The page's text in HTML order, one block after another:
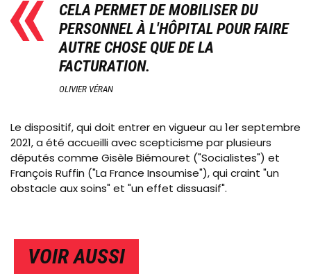
CELA PERMET DE MOBILISER DU
PERSONNEL À L'HÔPITAL POUR FAIRE
AUTRE CHOSE QUE DE LA
FACTURATION.
OLIVIER VÉRAN
Le dispositif, qui doit entrer en vigueur au 1er septembre
2021, a été accueilli avec scepticisme par plusieurs
députés comme Gisèle Biémouret ("Socialistes") et
François Ruffin ("La France Insoumise"), qui craint "un
obstacle aux soins" et "un effet dissuasif".
VOIR AUSSI